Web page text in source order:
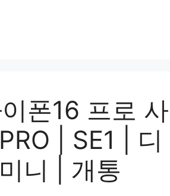
폰16 프로 사
| SE1 | 디
니 | 개통